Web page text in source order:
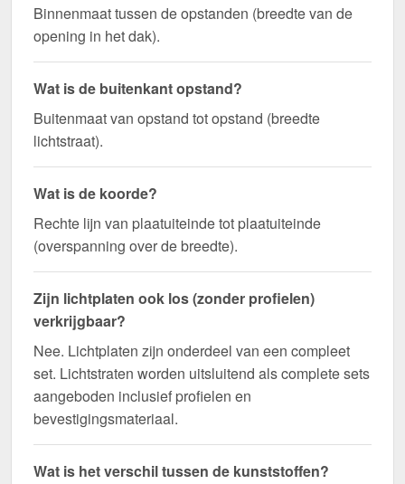
Binnenmaat tussen de opstanden (breedte van de
opening in het dak).
Wat is de buitenkant opstand?
Buitenmaat van opstand tot opstand (breedte
lichtstraat).
Wat is de koorde?
Rechte lijn van plaatuiteinde tot plaatuiteinde
(overspanning over de breedte).
Zijn lichtplaten ook los (zonder profielen)
verkrijgbaar?
Nee. Lichtplaten zijn onderdeel van een compleet
set. Lichtstraten worden uitsluitend als complete sets
aangeboden inclusief profielen en
bevestigingsmateriaal.
Wat is het verschil tussen de kunststoffen?